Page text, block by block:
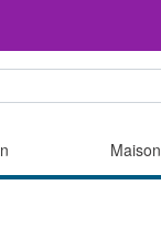
Maison